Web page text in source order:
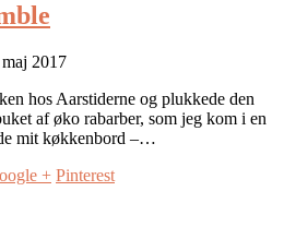
2017
hos Aarstiderne og plukkede den
af øko rabarber, som jeg kom i en
mit køkkenbord –…
+ Pinterest